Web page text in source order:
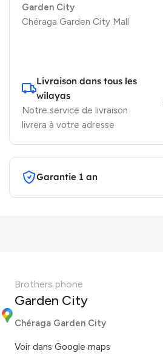
Garden City
Chéraga Garden City Mall
Livraison dans tous les
wilayas
Notre service de livraison
livrera à votre adresse
Garantie 1 an
Brothers phone
Garden City
Chéraga Garden City
Voir dans Google maps